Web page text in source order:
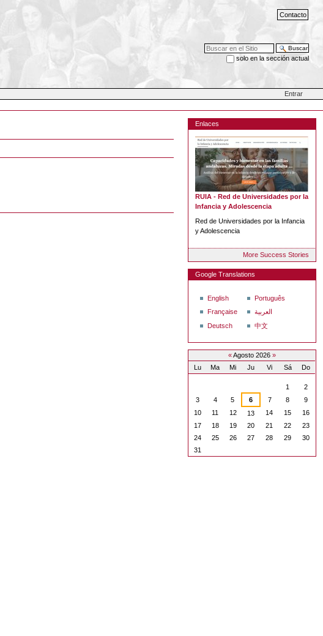
Contacto
Buscar
solo en la sección actual
Entrar
Enlaces
RUIA - Red de Universidades por la
Infancia y Adolescencia
Red de Universidades por la Infancia
y Adolescencia
More Success Stories
Google Translations
English
Française
Deutsch
Português
العربية
中文
«Agosto 2026 »
Lu Ma Mi Ju Vi Sá Do
1
2
3
4 5 6 7 8
9
10
11 12 13 14 15
16
17
18 19 20 21 22
23
24
25 26 27 28 29
30
31